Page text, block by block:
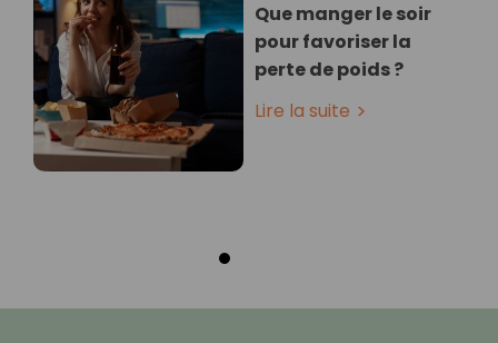
Que manger le soir
pour favoriser la
perte de poids ?
Lire la suite